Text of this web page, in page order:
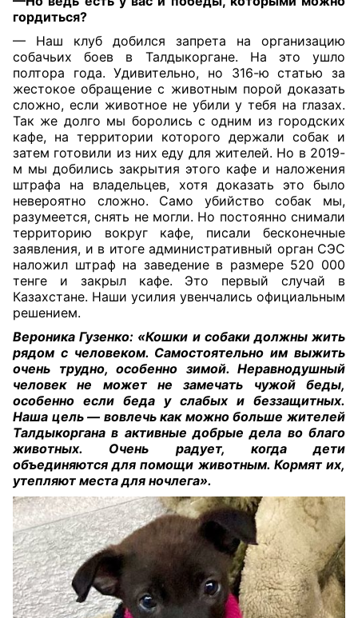
гордиться?
— Наш клуб добился запрета на организацию
собачьих боев в Талдыкоргане. На это ушло
полтора года. Удивительно, но 316-ю статью за
жестокое обращение с животным порой доказать
сложно, если животное не убили у тебя на глазах.
Так же долго мы боролись с одним из городских
кафе, на территории которого держали собак и
затем готовили из них еду для жителей. Но в 2019-
м мы добились закрытия этого кафе и наложения
штрафа на владельцев, хотя доказать это было
невероятно сложно. Само убийство собак мы,
разумеется, снять не могли. Но постоянно снимали
территорию вокруг кафе, писали бесконечные
заявления, и в итоге административный орган СЭС
наложил штраф на заведение в размере 520 000
тенге и закрыл кафе. Это первый случай в
Казахстане. Наши усилия увенчались официальным
решением.
Вероника Гузенко: «Кошки и собаки должны жить
рядом с человеком. Самостоятельно им выжить
очень трудно, особенно зимой. Неравнодушный
человек не может не замечать чужой беды,
особенно если беда у слабых и беззащитных.
Наша цель — вовлечь как можно больше жителей
Талдыкоргана в активные добрые дела во благо
животных. Очень радует, когда дети
объединяются для помощи животным. Кормят их,
утепляют места для ночлега».